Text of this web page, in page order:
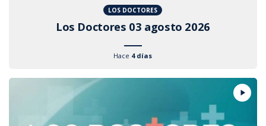
LOS DOCTORES
Los Doctores 03 agosto 2026
Hace 4 días